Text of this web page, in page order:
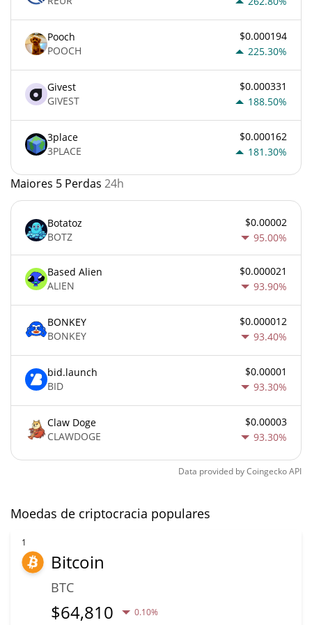
Pooch
POOCH
$0.000194
225.30%
Givest
GIVEST
$0.000331
188.50%
3place
3PLACE
$0.000162
181.30%
Maiores 5 Perdas 24h
Botatoz
BOTZ
$0.00002
95.00%
Based Alien
ALIEN
$0.000021
93.90%
BONKEY
BONKEY
$0.000012
93.40%
bid.launch
BID
$0.00001
93.30%
Claw Doge
CLAWDOGE
$0.00003
93.30%
Data provided byCoingeckoAPI
Moedas de criptocracia populares
1
Bitcoin
BTC
$64,810 0.10%